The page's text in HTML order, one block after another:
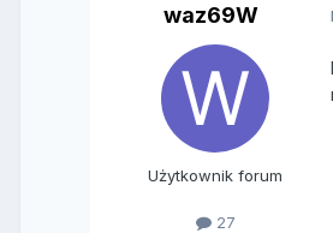
waz69W
Użytkownik forum
27